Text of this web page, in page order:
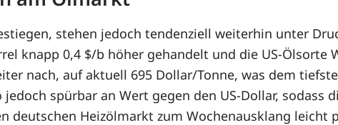
stehen jedoch tendenziell weiterhin unter
knapp 0,4 $/b höher gehandelt und die US-Ölsorte
nach, auf aktuell 695 Dollar/Tonne, was dem
spürbar an Wert gegen den US-Dollar, sodass
deutschen Heizölmarkt zum Wochenausklang leicht